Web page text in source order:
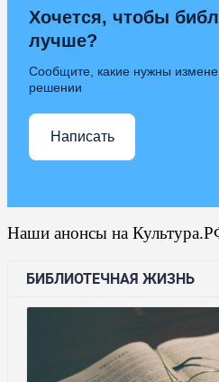
Хочется, чтобы
лучше?
Сообщите, какие нужны
решении
Написать
Наши анонсы на